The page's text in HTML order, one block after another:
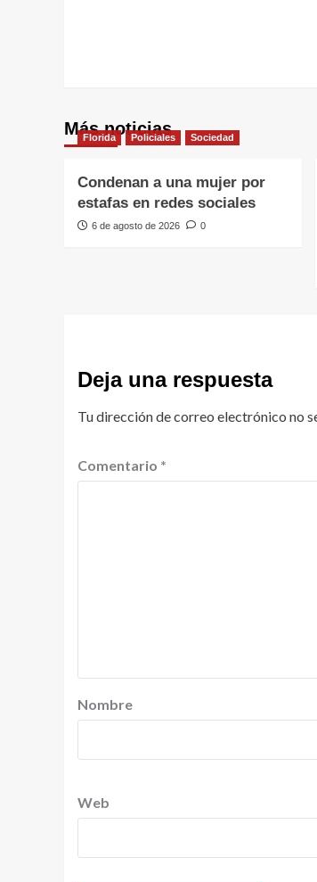
Más noticias
Florida Policiales Sociedad
Condenan a una mujer por
estafas en redes sociales
6 de agosto de 2026 0
Deja una respuesta
Tu dirección de correo electrónico no
Comentario *
Nombre
Web